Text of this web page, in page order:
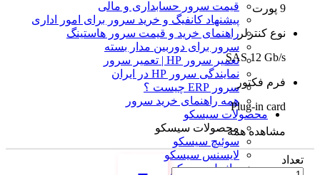
قیمت سرور حسابداری و مالی
پیشنهاد کانفیگ و خرید سرور برای امور اداری
راهنمای خرید و قیمت سرور هاستینگ
سرور برای دوربین مدار بسته
تعمیر سرور HP | تعمیر سرور
نمایندگی سرور HP در ایران
سرور ERP چیست ؟
همه راهنمای خرید سرور
محصولات سیسکو
محصولات سیسکو
سوئیچ سیسکو
لایسنس سیسکو
ماژول سیسکو
9 پورت
نوع کنترلر
SAS 12 Gb/s
فرم فکتور
Plug-in card
مشاهده همه
تعداد